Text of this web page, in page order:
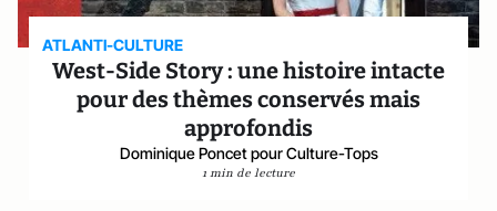
ATLANTI-CULTURE
West-Side Story : une histoire intacte
pour des thèmes conservés mais
approfondis
Dominique Poncet pour Culture-Tops
1 min de lecture